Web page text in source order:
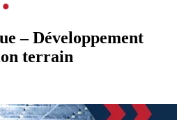
– Développement
terrain